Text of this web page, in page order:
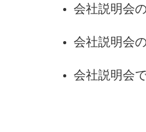
会社説明会
会社説明会
会社説明会